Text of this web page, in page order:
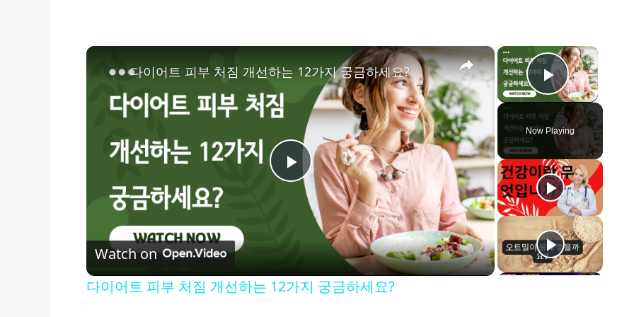
×
Play
Now Playing
×
P
a
다이어트 피부 처짐 개선하는 12가지 궁금하세요?
Watch on
다이어트 피부 처짐 개선하는 12가지 궁금하세요?